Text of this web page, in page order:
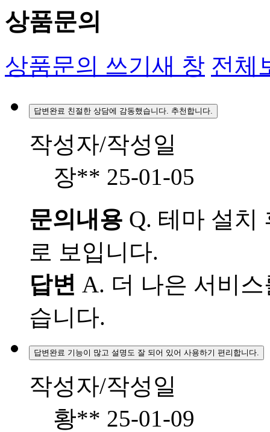
상품문의
상품문의 쓰기새 창 전체
답변완료 친절한 상담에 감동했습니다. 추천합니다.
작성자/작성일
장** 25-01-05
문의내용 Q. 테마 설치
로 보입니다.
답변 A. 더 나은 서비
습니다.
답변완료 기능이 많고 설명도 잘 되어 있어 사용하기 편리합니다.
작성자/작성일
황** 25-01-09